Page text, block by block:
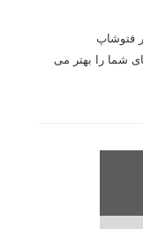
شما را بهتر می